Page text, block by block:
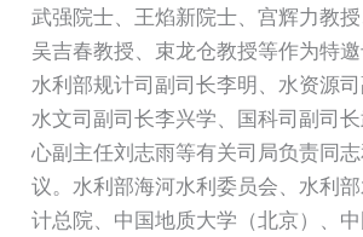
武强院士、王焰新院士、宫辉力教授
吴吉春教授、束龙仓教授等作为特邀
水利部规计司副司长李明、水资源司
水文司副司长李兴学、国科司副司
心副主任刘志雨等有关司局负责同
议。水利部海河水利委员会、水利
计总院、中国地质大学（北京）、